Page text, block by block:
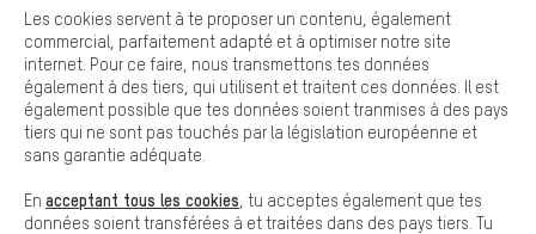
Reprise des batteries Corepile Paramètres de cookies
Modifier le contraste
Tous les prix s'entendent en euros (MwSt hors) plus les
frais de portpour la livraison versÉtats-Unis.
facilement aux questions.
Cookies de base
Les cookies de base garantissent que tu puisses utiliser les
fonctions de notre site web.
Les cookies servent à te proposer un contenu, également
commercial, parfaitement adapté et à optimiser notre site
internet. Pour ce faire, nous transmettons tes données
également à des tiers, qui utilisent et traitent ces données. Il est
également possible que tes données soient tranmises à des pays
tiers qui ne sont pas touchés par la législation européenne et
sans garantie adéquate.
En acceptant tous les cookies , tu acceptes également que tes
données soient transférées à et traitées dans des pays tiers. Tu